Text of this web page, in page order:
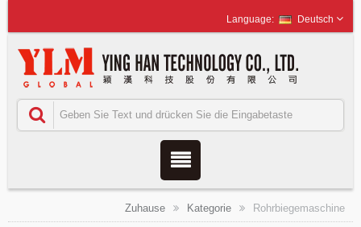
Deutsch
Zuhause Kategorie Rohrbiegemaschine